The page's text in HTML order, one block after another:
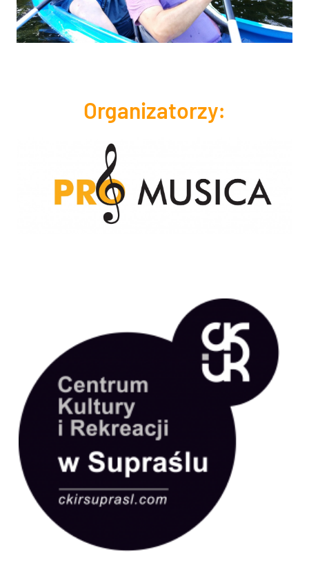
Organizatorzy: